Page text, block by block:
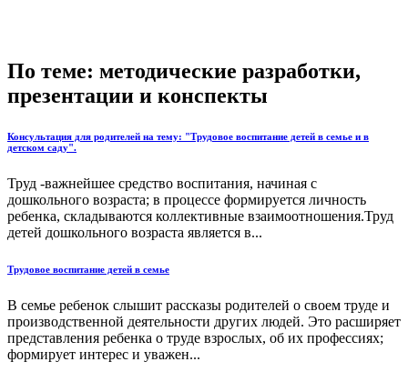
По теме: методические разработки,
презентации и конспекты
Консультация для родителей на тему: "Трудовое воспитание детей в семье и в
детском саду".
Труд -важнейшее средство воспитания, начиная с
дошкольного возраста; в процессе формируется личность
ребенка, складываются коллективные взаимоотношения.Труд
детей дошкольного возраста является в...
Трудовое воспитание детей в семье
В семье ребенок слышит рассказы родителей о своем труде и
производственной деятельности других людей. Это расширяет
представления ребенка о труде взрослых, об их профессиях;
формирует интерес и уважен...